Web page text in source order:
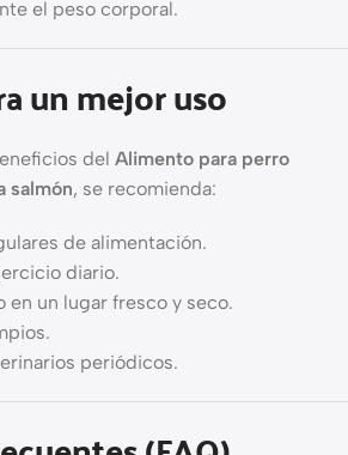
el peso corporal.
un mejor uso
del Alimento para perro
salmón, se recomienda:
de alimentación.
diario.
en un lugar fresco y seco.
periódicos.